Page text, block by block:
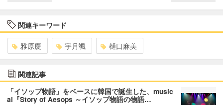
関連キーワード
雅原慶 宇月颯 樋口麻美
関連記事
「イソップ物語」をベースに韓国で誕生した、music
al『Story of Aesops ～イソップ物語の物語…